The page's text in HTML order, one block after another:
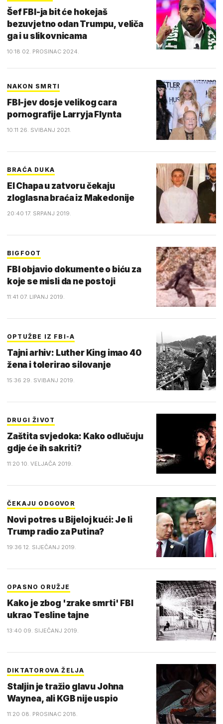
Šef FBI-ja bit će hokejaš
bezuvjetno odan Trumpu, veliča
ga i u slikovnicama
10:18 02. PROSINAC 2024.
NAKON SMRTI
FBI-jev dosje velikog cara
pornografije Larryja Flynta
10:11 26. SVIBANJ 2021.
BRAĆA DUKA
El Chapa u zatvoru čekaju
zloglasna braća iz Makedonije
20:40 17. SRPANJ 2019.
BIGFOOT
FBI objavio dokumente o biću za
koje se misli da ne postoji
11:41 07. LIPANJ 2019.
OPTUŽBE IZ FBI-A
Tajni arhiv: Luther King imao 40
žena i tolerirao silovanje
15:36 29. SVIBANJ 2019.
DRUGI ŽIVOT
Zaštita svjedoka: Kako odlučuju
gdje će ih sakriti?
11:20 10. VELJAČA 2019.
ČEKAJU ODGOVOR
Novi potres u Bijeloj kući: Je li
Trump radio za Putina?
19:36 12. SIJEČANJ 2019.
OPASNO ORUŽJE
Kako je zbog 'zrake smrti' FBI
ukrao Tesline tajne
13:40 09. SIJEČANJ 2019.
DIKTATOROVA ŽELJA
Staljin je tražio glavu Johna
Waynea, ali KGB nije uspio
11:20 08. PROSINAC 2018.